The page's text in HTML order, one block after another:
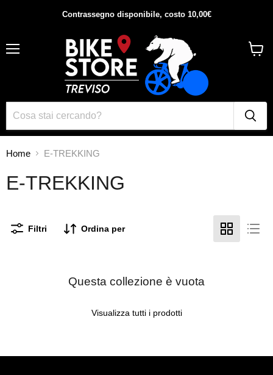
Contrassegno disponibile, costo 10,00€
Home E-TREKKING
E-TREKKING
Filtri Ordina per
Questa collezione è vuota
Visualizza tutti i prodotti